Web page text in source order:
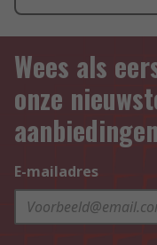
Wees als
onze
aanbiedingen
E-mailadres